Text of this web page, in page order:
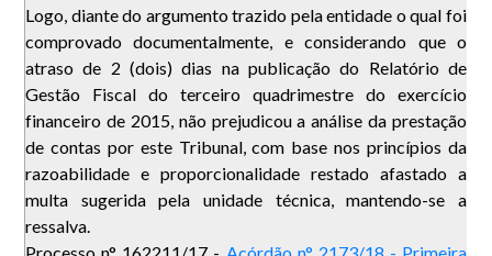
Logo, diante do argumento trazido pela entidade o qual foi
comprovado documentalmente, e considerando que o
atraso de 2 (dois) dias na publicação do Relatório de
Gestão Fiscal do terceiro quadrimestre do exercício
financeiro de 2015, não prejudicou a análise da prestação
de contas por este Tribunal, com base nos princípios da
razoabilidade e proporcionalidade restado afastado a
multa sugerida pela unidade técnica, mantendo-se a
ressalva.